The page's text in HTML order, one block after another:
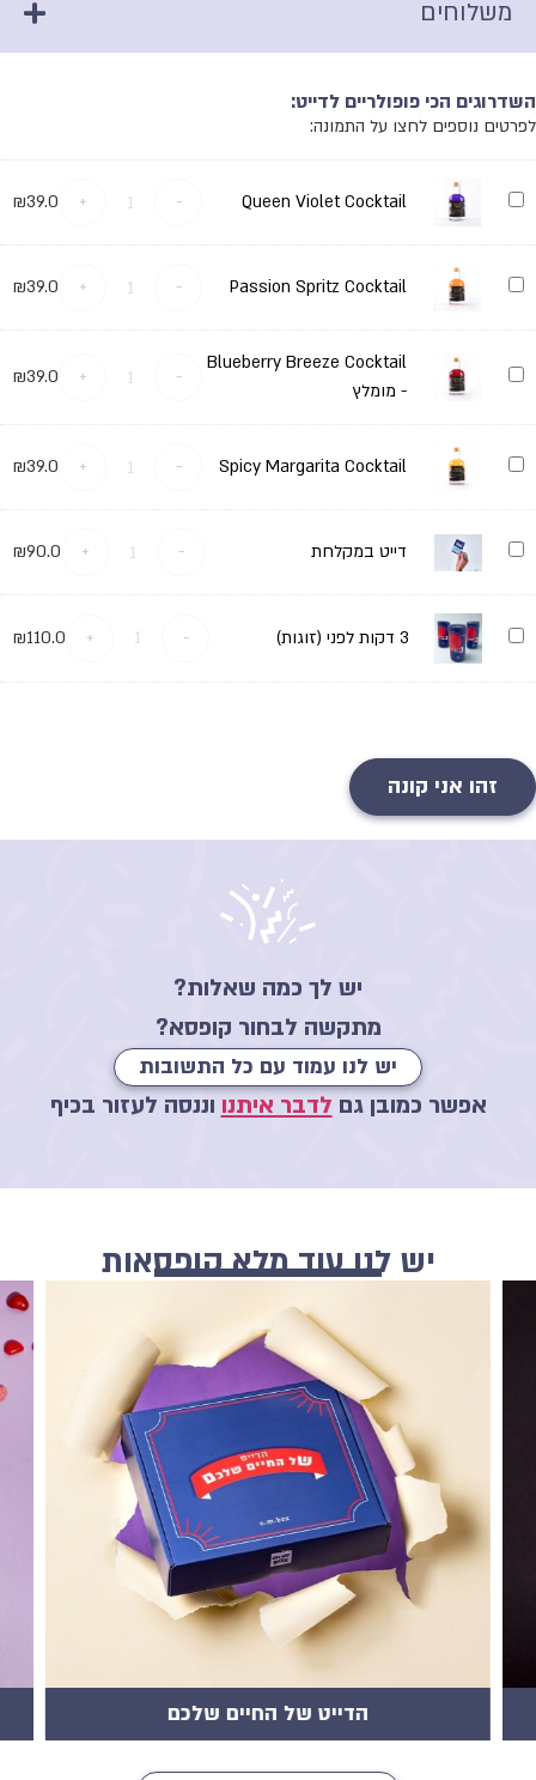
משלוחים
השדרוגים הכי פופולריים לדייט:
לפרטים נוספים לחצו על התמונה:
Queen
Queen Violet Cocktail
-
+
₪39.0
Passion
Passion Spritz Cocktail
-
+
₪39.0
Blueberry
-
Blueberry Breeze Cocktail
- מומלץ
-
+
₪39.0
Spicy
Margarita
Spicy Margarita Cocktail
-
+
₪39.0
דייט
במקלחת
דייט במקלחת -
+
₪90.0
3
(זוגות)
3 דקות לפני (זוגות) -
+
₪110.0
זהו אני קונה
יש לך כמה שאלות?
מתקשה לבחור קופסא?
יש לנו עמוד עם כל התשובות
אפשר כמובן גם לדבר איתנו וננסה לעזור בכיף
יש לנו עוד מלא קופסאות
מארז אהבה מוגזמת